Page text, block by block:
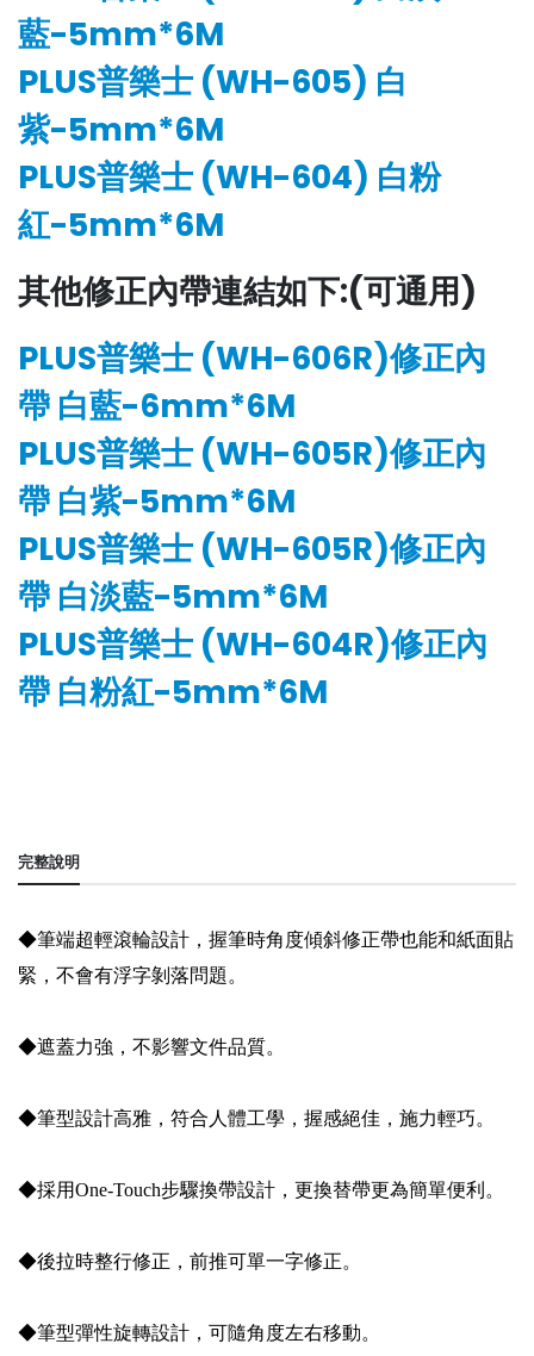
藍-5mm*6M
PLUS普樂士 (WH-605) 白
紫-5mm*6M
PLUS普樂士 (WH-604) 白粉
紅-5mm*6M
其他修正內帶連結如下:(可通用)
PLUS普樂士 (WH-606R)修正內
帶 白藍-6mm*6M
PLUS普樂士 (WH-605R)修正內
帶 白紫-5mm*6M
PLUS普樂士 (WH-605R)修正內
帶 白淡藍-5mm*6M
PLUS普樂士 (WH-604R)修正內
帶 白粉紅-5mm*6M
完整說明
◆筆端超輕滾輪設計，握筆時角度傾斜修正帶也能和紙面貼
緊，不會有浮字剝落問題。
◆遮蓋力強，不影響文件品質。
◆筆型設計高雅，符合人體工學，握感絕佳，施力輕巧。
◆採用One-Touch步驟換帶設計，更換替帶更為簡單便利。
◆後拉時整行修正，前推可單一字修正。
◆筆型彈性旋轉設計，可隨角度左右移動。